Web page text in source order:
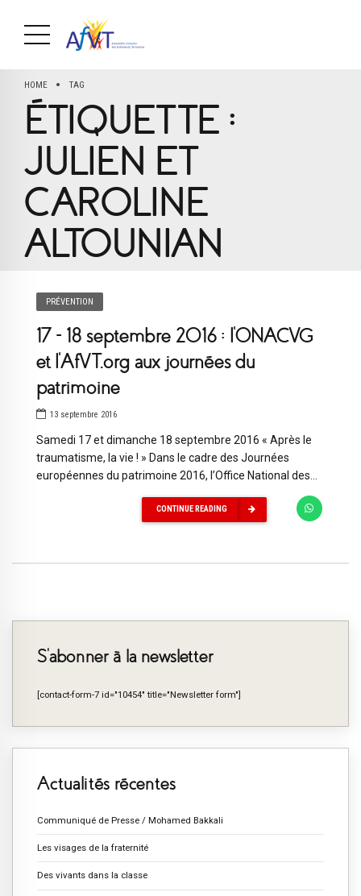
HOME TAG
ÉTIQUETTE :
JULIEN ET
CAROLINE
ALTOUNIAN
PRÉVENTION
17 – 18 septembre 2016 : l’ONACVG
et l’AfVT.org aux journées du
patrimoine
13 septembre 2016
Samedi 17 et dimanche 18 septembre 2016 « Après le
traumatisme, la vie ! » Dans le cadre des Journées
européennes du patrimoine 2016, l’Office National des...
CONTINUE READING
S’abonner à la newsletter
[contact-form-7 id="10454" title="Newsletter form"]
Actualités récentes
Communiqué de Presse / Mohamed Bakkali
Les visages de la fraternité
Des vivants dans la classe